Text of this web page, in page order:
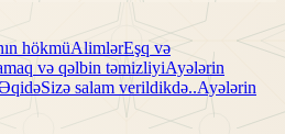
hökmüAlimlərEşq və
və qəlbin təmizliyiAyələrin
Sizə salam verildikdə..Ayələrin